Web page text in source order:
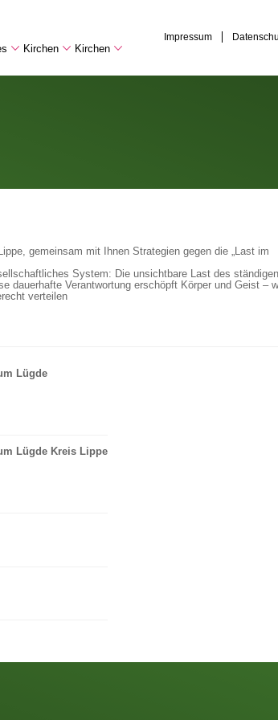
Kirchen Kirchen
Impressum
gemeinsam mit Ihnen Strategien gegen die „Last im
System: Die unsichtbare Last des ständigen
dauerhafte Verantwortung erschöpft Körper und Geist –
verteilen
Lügde
Lügde Kreis Lippe